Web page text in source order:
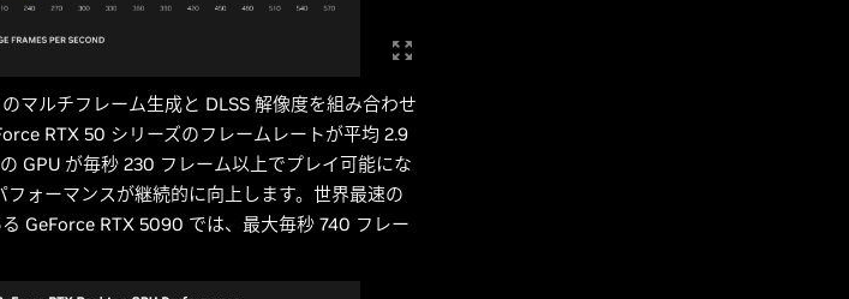
マルチフレーム生成と DLSS 解像度を組み合わせ
RTX 50 シリーズのフレームレートが平均 2.9
GPU が毎秒 230 フレーム以上でプレイ可能にな
ォーマンスが継続的に向上します。世界最速の
GeForce RTX 5090 では、最大毎秒 740 フレー